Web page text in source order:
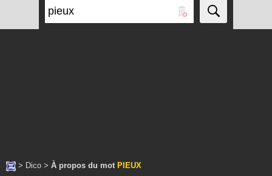
> Dico > À propos du mot PIEUX